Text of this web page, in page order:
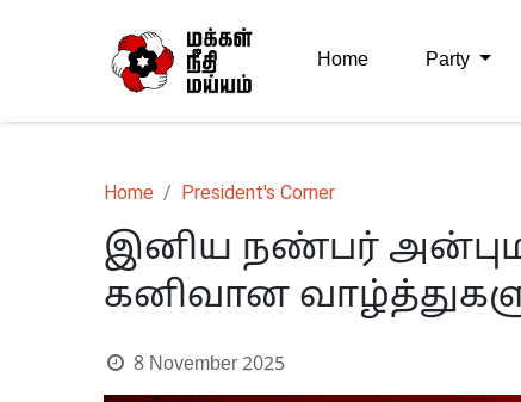
Home Party
Home President's Corner
இனிய நண்பர்
கனிவான
8 November 2025